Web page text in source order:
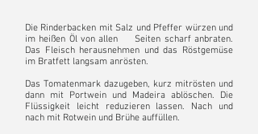
Die Rinderbacken mit Salz und Pfeffer würzen und
im heißen Öl von allen Seiten scharf anbraten.
Das Fleisch herausnehmen und das Röstgemüse
im Bratfett langsam anrösten.
Das Tomatenmark dazugeben, kurz mitrösten und
dann mit Portwein und Madeira ablöschen. Die
Flüssigkeit leicht reduzieren lassen. Nach und
nach mit Rotwein und Brühe auffüllen.